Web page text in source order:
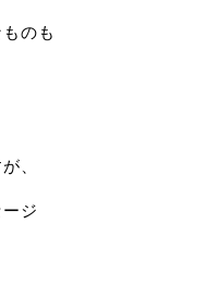
のも
、
ジ